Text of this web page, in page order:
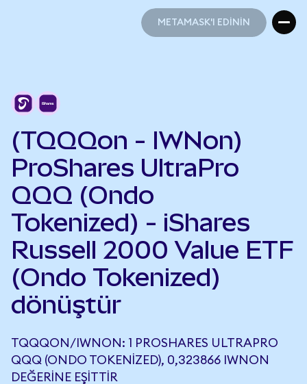
METAMASK'I EDİNİN
(TQQQon - IWNon)
ProShares UltraPro
QQQ (Ondo
Tokenized) - iShares
Russell 2000 Value ETF
(Ondo Tokenized)
dönüştür
TQQQON/IWNON: 1 PROSHARES ULTRAPRO
QQQ (ONDO TOKENIZED), 0,323866 IWNON
DEĞERINE EŞITTIR